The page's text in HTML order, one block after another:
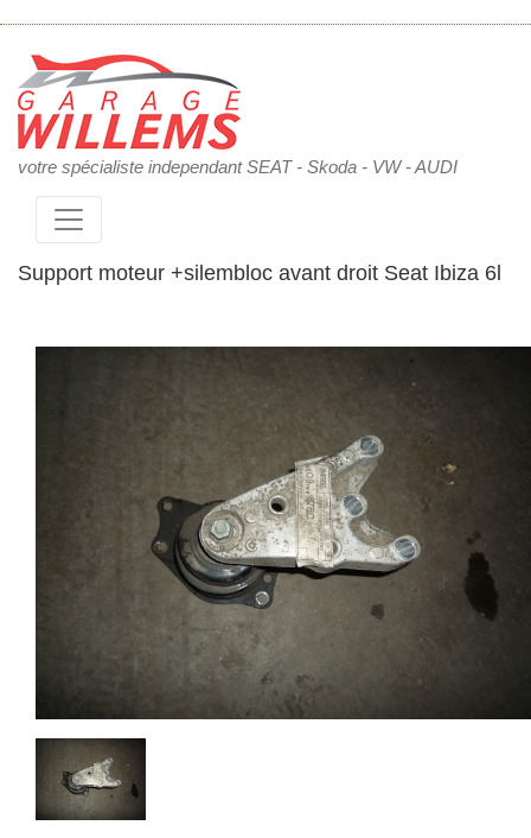
votre spécialiste independant SEAT - Skoda - VW - AUDI
Support moteur +silembloc avant droit Seat Ibiza 6l